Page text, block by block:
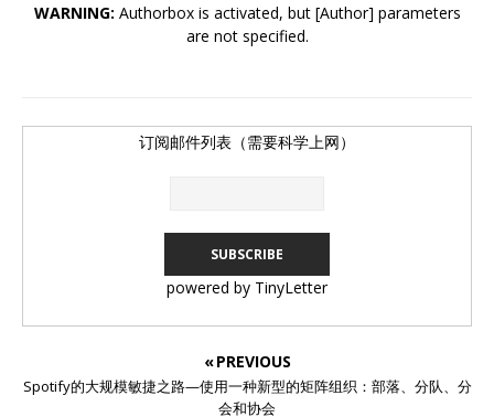
WARNING: Authorbox is activated, but [Author] parameters
are not specified.
订阅邮件列表（需要科学上网）
powered by TinyLetter
« PREVIOUS
Spotify的大规模敏捷之路—使用一种新型的矩阵组织：部落、分队、分
会和协会